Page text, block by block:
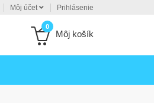
Môj účet Prihlásenie
0
Môj košík